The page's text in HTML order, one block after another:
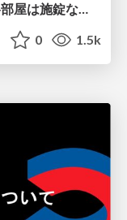
オートロックマンションなのに、各部屋は施錠なし！？ 攻撃者が組織内ネットワークで大暴れする理由 / The Front Door Is Locked, but the Rooms Are Wide Open: Why Attackers Move Freely Inside Enterprise Networks
0 1.5k